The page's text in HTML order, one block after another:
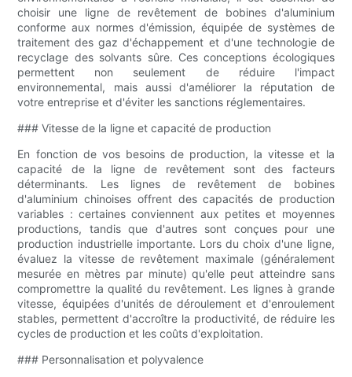
choisir une ligne de revêtement de bobines d'aluminium
conforme aux normes d'émission, équipée de systèmes de
traitement des gaz d'échappement et d'une technologie de
recyclage des solvants sûre. Ces conceptions écologiques
permettent non seulement de réduire l'impact
environnemental, mais aussi d'améliorer la réputation de
votre entreprise et d'éviter les sanctions réglementaires.
### Vitesse de la ligne et capacité de production
En fonction de vos besoins de production, la vitesse et la
capacité de la ligne de revêtement sont des facteurs
déterminants. Les lignes de revêtement de bobines
d'aluminium chinoises offrent des capacités de production
variables : certaines conviennent aux petites et moyennes
productions, tandis que d'autres sont conçues pour une
production industrielle importante. Lors du choix d'une ligne,
évaluez la vitesse de revêtement maximale (généralement
mesurée en mètres par minute) qu'elle peut atteindre sans
compromettre la qualité du revêtement. Les lignes à grande
vitesse, équipées d'unités de déroulement et d'enroulement
stables, permettent d'accroître la productivité, de réduire les
cycles de production et les coûts d'exploitation.
### Personnalisation et polyvalence